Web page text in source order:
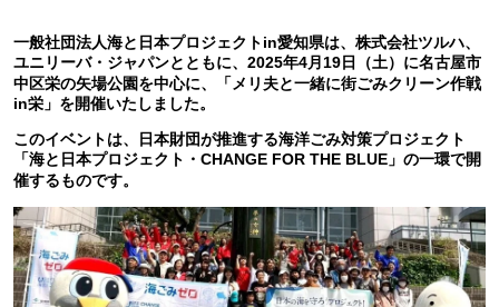
一般社団法人海と日本プロジェクトin愛知県は、株式会社ツルハ、
ユニリーバ・ジャパンとともに、2025年4月19日（土）に名古屋市
中区栄の矢場公園を中心に、「メリ夫と一緒に街ごみクリーン作戦
in栄」を開催いたしました。
このイベントは、日本財団が推進する海洋ごみ対策プロジェクト
「海と日本プロジェクト・CHANGE FOR THE BLUE」の一環で開
催するものです。